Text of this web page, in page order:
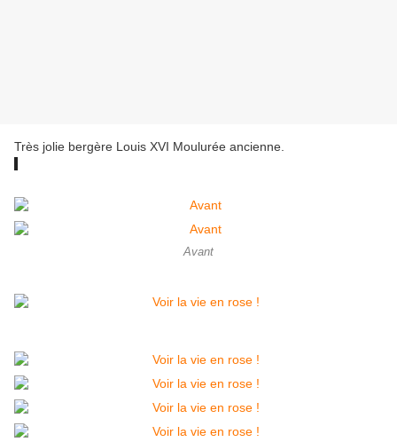
Très jolie bergère Louis XVI Moulurée ancienne.
Avant